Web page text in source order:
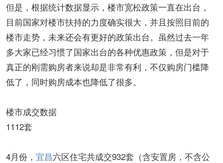
但是，根据统计数据显示，楼市宽松政策一直在出台，
目前国家对楼市扶持的力度确实很大，并且按照目前的
楼市走势，未来还会有更好的政策出台。虽然过去一年
多大家已经习惯了国家出台的各种优惠政策，但是对于
真正的刚需购房者来说却是非常有利，不仅购房门槛降
低了，同时购房成本也降低了很多。
楼市成交数据
1112套
4月份， 宜昌六区住宅共成交932套（含安置房，不含公